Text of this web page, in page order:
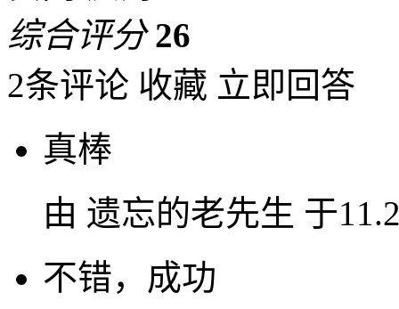
综合评分 26
2条评论 收藏 立即回答
真棒
由 遗忘的老先生 于
不错，成功